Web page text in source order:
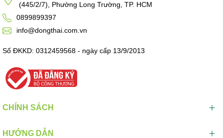
(445/2/7), Phường Long Trường, TP. HCM
0899899397
info@dongthai.com.vn
Số ĐKKD: 0312459568 - ngày cấp 13/9/2013
CHÍNH SÁCH
HƯỚNG DẪN